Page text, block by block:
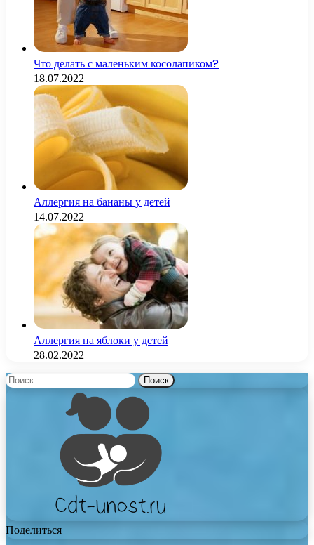
Что делать с маленьким косолапиком?
18.07.2022
Аллергия на бананы у детей
14.07.2022
Аллергия на яблоки у детей
28.02.2022
Найти:
Поделиться